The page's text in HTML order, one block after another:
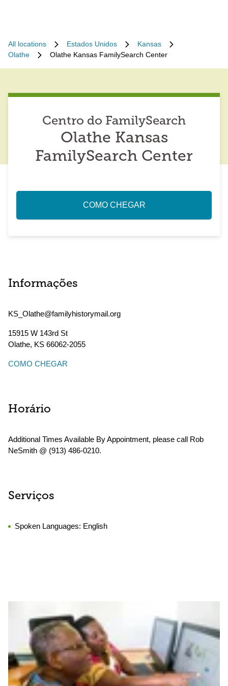
All locations Estados Unidos
Kansas
Olathe
Olathe Kansas FamilySearch Center
Centro do FamilySearch
Olathe Kansas
FamilySearch Center
COMO CHEGAR
Informações
KS_Olathe@familyhistorymail.org
15915 W 143rd St
Olathe, KS 66062-2055
COMO CHEGAR
Horário
Additional Times Available By Appointment, please call Rob
NeSmith @ (913) 486-0210.
Serviços
Spoken Languages: English